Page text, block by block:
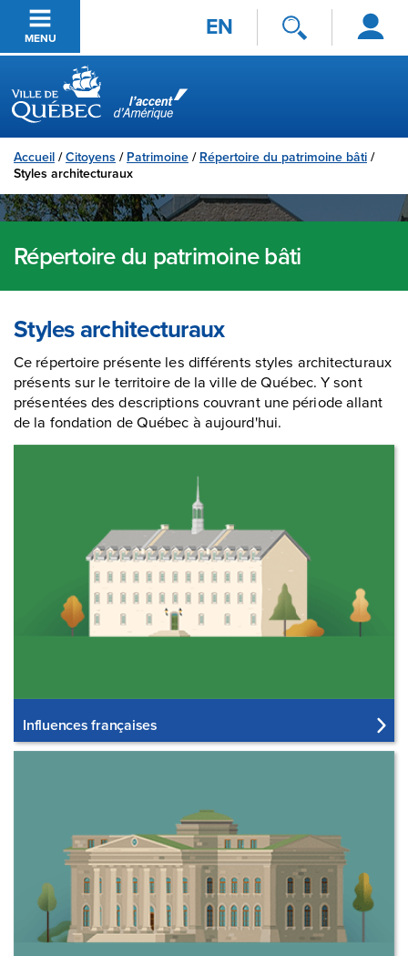
Passer au contenu principal
MENU EN
Se
connecter
Ville de Québec
Accueil /Citoyens / Patrimoine / Répertoire du patrimoine bâti /
Styles architecturaux
Répertoire du patrimoine bâti
Styles architecturaux
Ce répertoire présente les différents styles architecturaux
présents sur le territoire de la ville de Québec. Y sont
présentées des descriptions couvrant une période allant
de la fondation de Québec à aujourd'hui.
Influences françaises